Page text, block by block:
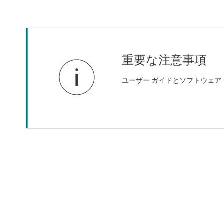
重要な注意事項
ユーザー ガイドとソフトウェア